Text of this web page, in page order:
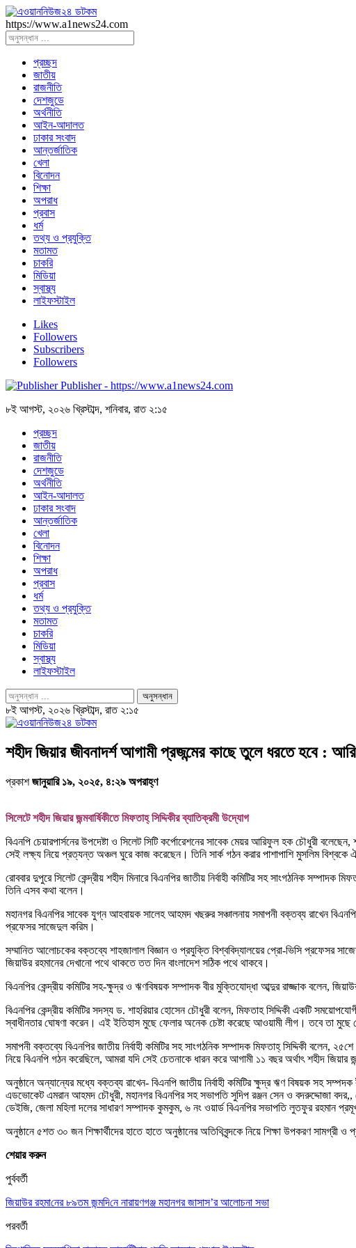
https://www.a1news24.com
প্রচ্ছদ
জাতীয়
রাজনীতি
দেশজুডে
অর্থনীতি
আইন-আদালত
ঢাকার সংবাদ
আন্তর্জাতিক
খেলা
বিনোদন
শিক্ষা
অপরাধ
প্রবাস
ধর্ম
তথ্য ও প্রযুক্তি
মতামত
চাকরি
মিডিয়া
স্বাস্থ্য
লাইফস্টাইল
Likes
Followers
Subscribers
Followers
Publisher - https://www.a1news24.com
৮ই আগস্ট, ২০২৬ খ্রিস্টাব্দ, শনিবার, রাত ২:১৫
প্রচ্ছদ
জাতীয়
রাজনীতি
দেশজুডে
অর্থনীতি
আইন-আদালত
ঢাকার সংবাদ
আন্তর্জাতিক
খেলা
বিনোদন
শিক্ষা
অপরাধ
প্রবাস
ধর্ম
তথ্য ও প্রযুক্তি
মতামত
চাকরি
মিডিয়া
স্বাস্থ্য
লাইফস্টাইল
৮ই আগস্ট, ২০২৬ খ্রিস্টাব্দ, রাত ২:১৫
শহীদ জিয়ার জীবনাদর্শ আগামী প্রজন্মের কাছে তুলে ধরতে হবে :
প্রকাশজানুয়ারি ১৯, ২০২৫, ৪:২৯ অপরাহ্ণ
সিলেটে শহীদ জিয়ার জন্মবার্ষিকীতে মিফতাহ্ সিদ্দিকীর ব্যাতিক্রমী উদ্যোগ
বিএনপি চেয়ারপার্সনের উপদেষ্টা ও সিলেট সিটি কর্পোরেশনের সাবেক মেয়র আরিফুল হক চৌধুরী
সেই লক্ষ্য নিয়ে প্রত্যন্ত অঞ্চল ঘুরে কাজ করেছেন। তিনি সার্ক গঠন করার পাশাপাশি মুসলিম
রোববার দুপুরে সিলেট কেন্দ্রীয় শহীদ মিনারে বিএনপির জাতীয় নির্বাহী কমিটির সহ সাংগঠনিক সম্পাদক
তিনি এসব কথা বলেন।
মহানগর বিএনপির সাবেক যুগ্ন আহবায়ক সালেহ আহমদ খছরুর সঞ্চালনায় সমাপনী বক্তব্য রাখেন
প্রফেসর সাজেদুল করিম।
সম্মানিত আলোচকের বক্তব্যে শাহজালাল বিজ্ঞান ও প্রযুক্তি বিশ্ববিদ্যালয়ের প্রো-ভিসি প্রফেসর
জিয়াউর রহমানের দেখানো পথে থাকতে তত দিন বাংলাদেশ সঠিক পথে থাকবে।
বিএনপির কেন্দ্রীয় কমিটির সহ-ক্ষুদ্র ও ঋণবিষয়ক সম্পাদক বীর মুক্তিযোদ্ধা আব্দুর রাজ্জাক বলেন,
বিএনপির কেন্দ্রীয় কমিটির সদস্য ড. শাহরিয়ার হোসেন চৌধুরী বলেন, মিফতাহ সিদ্দিকী একটি
স্বাধীনতার ঘোষণা করেন। এই ইতিহাস মুছে ফেলার অনেক চেষ্টা করেছে আওয়ামী লীগ। তবে তা
সমাপনী বক্তব্যে বিএনপির জাতীয় নির্বাহী কমিটির সহ সাংগঠনিক সম্পাদক মিফতাহ্ সিদ্দিকী বলেন,
নিয়ে বিএনপি গঠন করেছিলে, আমরা যদি সেই চেতনাকে ধারন করে আগামী ১১ বছর অর্থাৎ শহীদ
অনুষ্ঠানে অন্যান্যের মধ্যে বক্তব্য রাখেন- বিএনপি জাতীয় নির্বাহী কমিটির ক্ষুদ্র ঋণ বিষয়ক সহ
এডভোকেট এমরান আহমদ চৌধুরী, মহানগর বিএনপির সহ সভাপতি সুদিপ রঞ্জন সেন ও বদরুদ্দোজা বদর,,
ডেইজি, জেলা মহিলা দলের সাধারণ সম্পাদক কুমকুম, ৬ নং ওয়ার্ড বিএনপির সভাপতি লুতফুর রহমান
অনুষ্ঠানে ৫শত ৩০ জন শিক্ষার্থীদের হাতে হাতে অনুষ্ঠানের অতিথিবৃন্দকে নিয়ে শিক্ষা উপকরণ সামগ্রী
শেয়ার করুন
পুর্ববর্তী
জিয়াউর রহমা‌নের ৮৯তম জন্মদি‌নে নারায়ণগঞ্জ মহানগর জাসাস’র আলোচনা সভা
পরবর্তী